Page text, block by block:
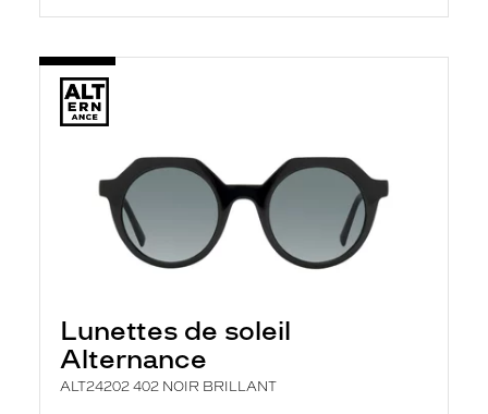
Lunettes de soleil
Alternance
ALT24202 402 NOIR BRILLANT